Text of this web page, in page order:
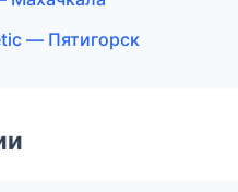
— Пятигорск